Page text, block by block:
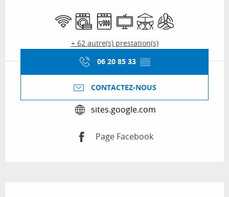
WiFi Lave lingeLave vaisselle
TélévisionTerrasseAir conditionné
+ 62 autre(s) prestation(s)
06 20 85 33 ▒▒
CONTACTEZ-NOUS
sites.google.com
Page Facebook